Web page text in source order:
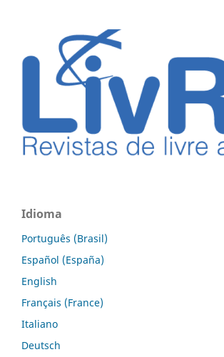
Idioma
Português (Brasil)
Español (España)
English
Français (France)
Italiano
Deutsch